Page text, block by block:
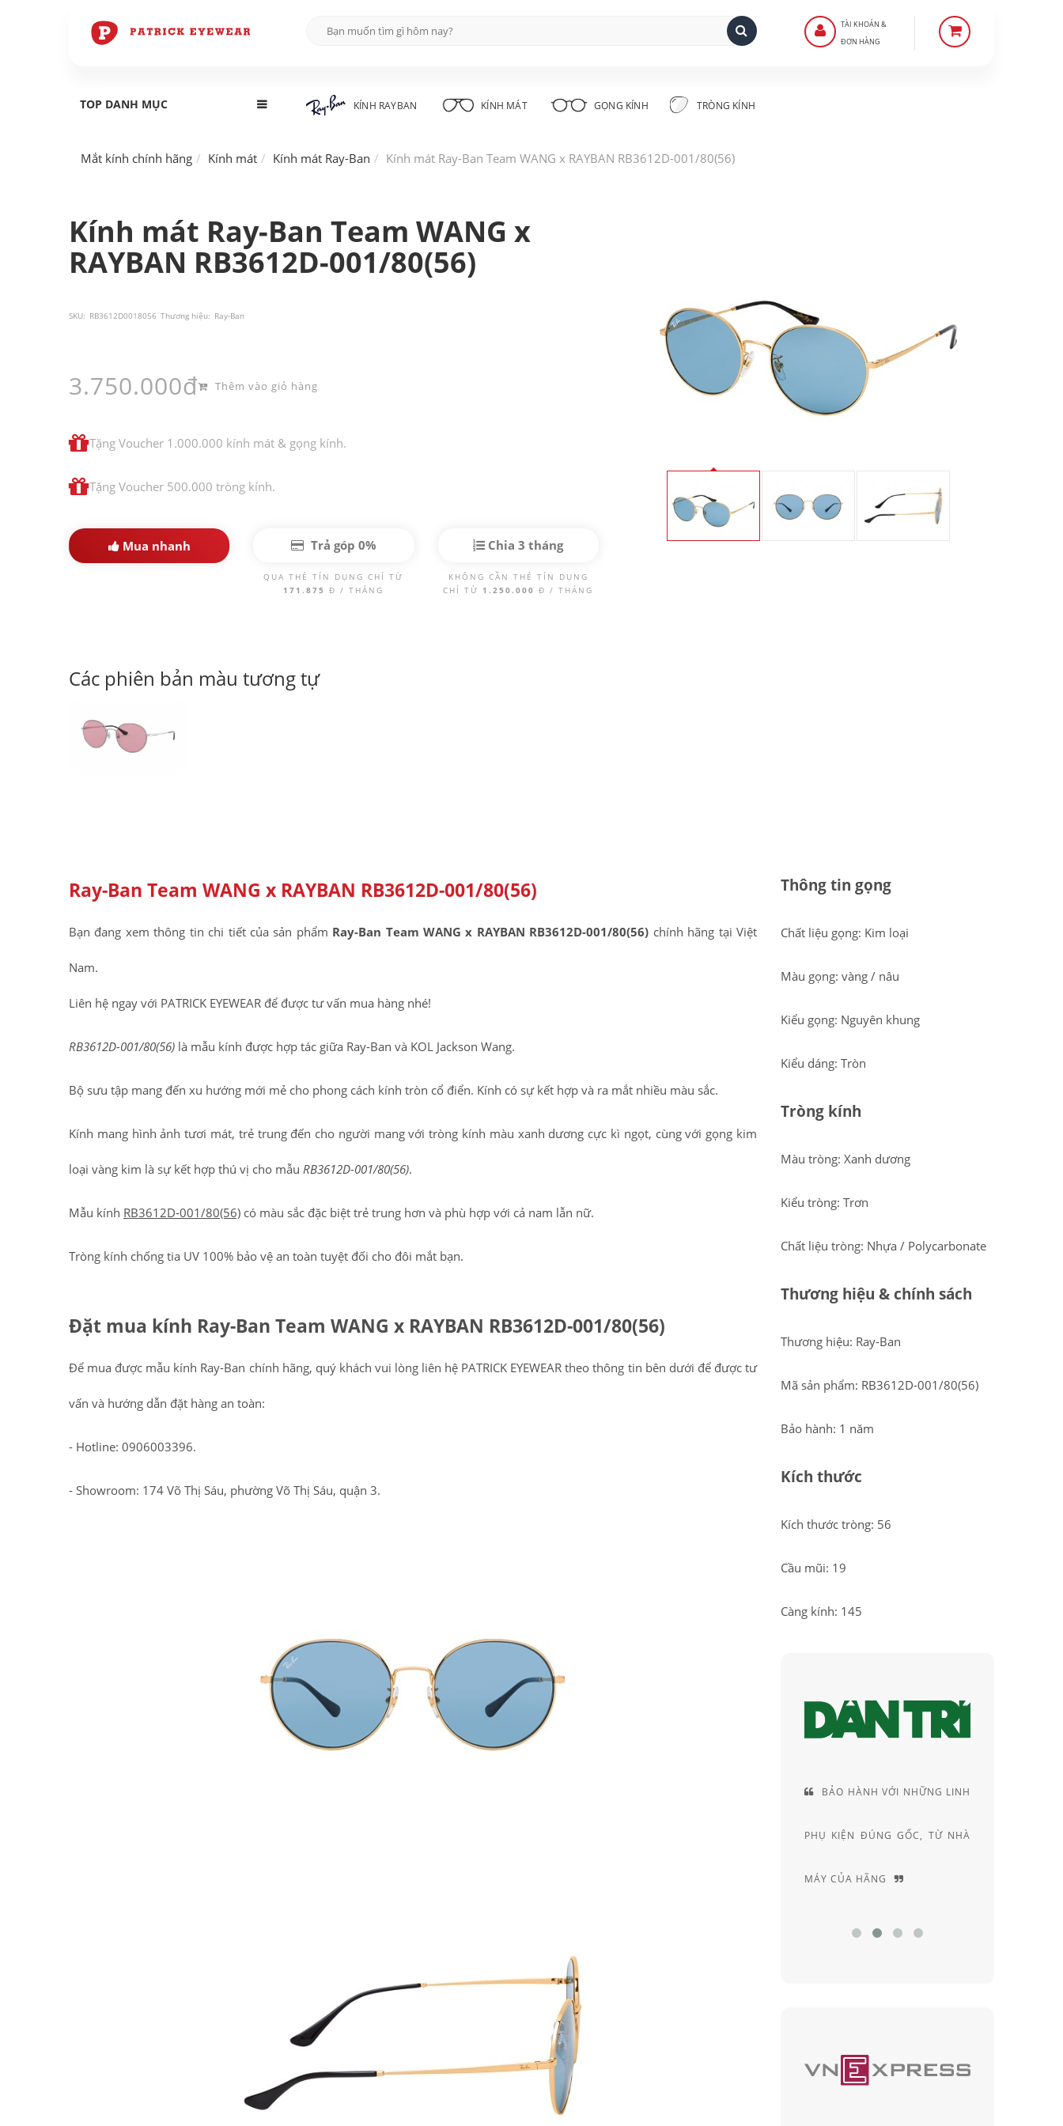
TÀI KHOẢN &
ĐƠN HÀNG
TOP DANH MỤC KÍNH RAYBAN KÍNH MÁT GỌNG KÍNH TRÒNG KÍNH
Mắt kính chính hãng Kính mát Kính mát Ray-Ban Kính mát Ray-Ban Team WANG x RAYBAN RB3612D-001/80(56)
Kính mát Ray-Ban Team WANG x
RAYBAN RB3612D-001/80(56)
SKU: RB3612D0018056 Thương hiệu: Ray-Ban
3.750.000đ Thêm vào giỏ hàng
Tặng Voucher 1.000.000 kính mát & gọng kính.
Tặng Voucher 500.000 tròng kính.
Mua nhanh Trả góp 0%
QUA THẺ TÍN DỤNG CHỈ TỪ
171.875Đ / THÁNG
Chia 3 tháng
KHÔNG CẦN THẺ TÍN DỤNG
CHỈ TỪ 1.250.000Đ / THÁNG
Các phiên bản màu tương tự
Ray-Ban Team WANG x RAYBAN RB3612D-001/80(56)
Bạn đang xem thông tin chi tiết của sản phẩm Ray-Ban Team WANG x RAYBAN RB3612D-001/80(56) chính hãng tại Việt
Nam.
Liên hệ ngay với PATRICK EYEWEAR để được tư vấn mua hàng nhé!
RB3612D-001/80(56) là mẫu kính được hợp tác giữa Ray-Ban và KOL Jackson Wang.
Bộ sưu tập mang đến xu hướng mới mẻ cho phong cách kính tròn cổ điển. Kính có sự kết hợp và ra mắt nhiều màu sắc.
Kính mang hình ảnh tươi mát, trẻ trung đến cho người mang với tròng kính màu xanh dương cực kì ngọt, cùng với gọng kim
loại vàng kim là sự kết hợp thú vị cho mẫu RB3612D-001/80(56).
Mẫu kính RB3612D-001/80(56) có màu sắc đặc biệt trẻ trung hơn và phù hợp với cả nam lẫn nữ.
Tròng kính chống tia UV 100% bảo vệ an toàn tuyệt đối cho đôi mắt bạn.
Đặt mua kính Ray-Ban Team WANG x RAYBAN RB3612D-001/80(56)
Để mua được mẫu kính Ray-Ban chính hãng, quý khách vui lòng liên hệ PATRICK EYEWEAR theo thông tin bên dưới để được tư
vấn và hướng dẫn đặt hàng an toàn:
- Hotline: 0906003396.
- Showroom: 174 Võ Thị Sáu, phường Võ Thị Sáu, quận 3.
Thông tin gọng
Chất liệu gọng: Kim loại
Màu gọng: vàng / nâu
Kiểu gọng: Nguyên khung
Kiểu dáng: Tròn
Tròng kính
Màu tròng: Xanh dương
Kiểu tròng: Trơn
Chất liệu tròng: Nhựa / Polycarbonate
Thương hiệu & chính sách
Thương hiệu: Ray-Ban
Mã sản phẩm: RB3612D-001/80(56)
Bảo hành: 1 năm
Kích thước
Kích thước tròng: 56
Cầu mũi: 19
Càng kính: 145
BẢO HÀNH VỚI NHỮNG LINH
PHỤ KIỆN ĐÚNG GỐC, TỪ NHÀ
MÁY CỦA HÃNG